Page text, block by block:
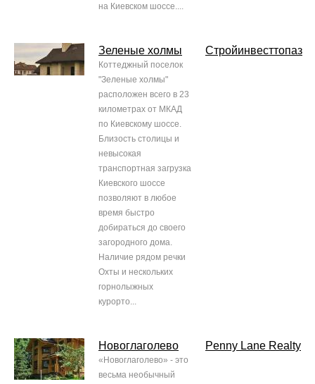
на Киевском шоссе....
Зеленые холмы
Коттеджный поселок
"Зеленые холмы"
расположен всего в 23
километрах от МКАД
по Киевскому шоссе.
Близость столицы и
невысокая
транспортная загрузка
Киевского шоссе
позволяют в любое
время быстро
добираться до своего
загородного дома.
Наличие рядом речки
Охты и нескольких
горнолыжных
курорто...
Стройинвесттопаз
Новоглаголево
«Новоглаголево» - это
весьма необычный
Penny Lane Realty